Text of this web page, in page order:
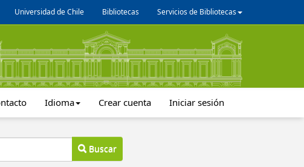
Universidad de Chile Bibliotecas Servicios de Bibliotecas
Idioma Crear cuenta Iniciar sesión
Buscar